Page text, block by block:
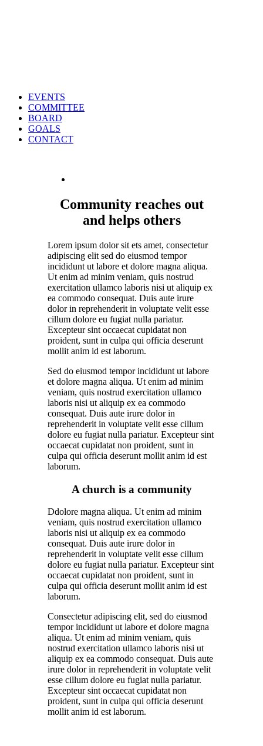
EVENTS
COMMITTEE
BOARD
GOALS
CONTACT
Community reaches out
and helps others
Lorem ipsum dolor sit ets amet, consectetur
adipiscing elit sed do eiusmod tempor
incididunt ut labore et dolore magna aliqua.
Ut enim ad minim veniam, quis nostrud
exercitation ullamco laboris nisi ut aliquip ex
ea commodo consequat. Duis aute irure
dolor in reprehenderit in voluptate velit esse
cillum dolore eu fugiat nulla pariatur.
Excepteur sint occaecat cupidatat non
proident, sunt in culpa qui officia deserunt
mollit anim id est laborum.
Sed do eiusmod tempor incididunt ut labore
et dolore magna aliqua. Ut enim ad minim
veniam, quis nostrud exercitation ullamco
laboris nisi ut aliquip ex ea commodo
consequat. Duis aute irure dolor in
reprehenderit in voluptate velit esse cillum
dolore eu fugiat nulla pariatur. Excepteur sint
occaecat cupidatat non proident, sunt in
culpa qui officia deserunt mollit anim id est
laborum.
A church is a community
Ddolore magna aliqua. Ut enim ad minim
veniam, quis nostrud exercitation ullamco
laboris nisi ut aliquip ex ea commodo
consequat. Duis aute irure dolor in
reprehenderit in voluptate velit esse cillum
dolore eu fugiat nulla pariatur. Excepteur sint
occaecat cupidatat non proident, sunt in
culpa qui officia deserunt mollit anim id est
laborum.
Consectetur adipiscing elit, sed do eiusmod
tempor incididunt ut labore et dolore magna
aliqua. Ut enim ad minim veniam, quis
nostrud exercitation ullamco laboris nisi ut
aliquip ex ea commodo consequat. Duis aute
irure dolor in reprehenderit in voluptate velit
esse cillum dolore eu fugiat nulla pariatur.
Excepteur sint occaecat cupidatat non
proident, sunt in culpa qui officia deserunt
mollit anim id est laborum.